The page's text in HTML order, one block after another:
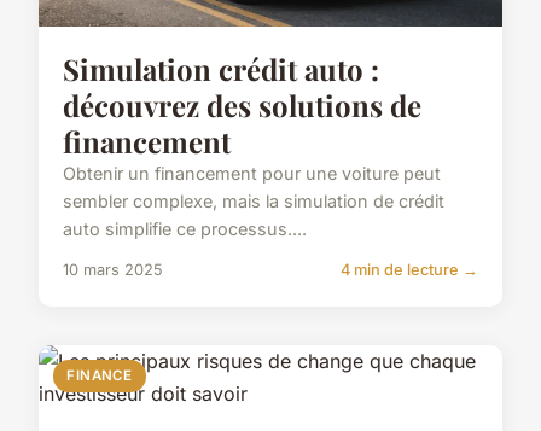
Simulation crédit auto :
découvrez des solutions de
financement
Obtenir un financement pour une voiture peut
sembler complexe, mais la simulation de crédit
auto simplifie ce processus....
10 mars 2025 4 min de lecture →
FINANCE